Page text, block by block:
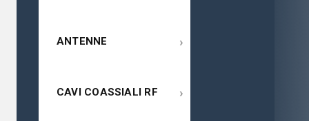
ANTENNE ›
CAVI COASSIALI RF ›